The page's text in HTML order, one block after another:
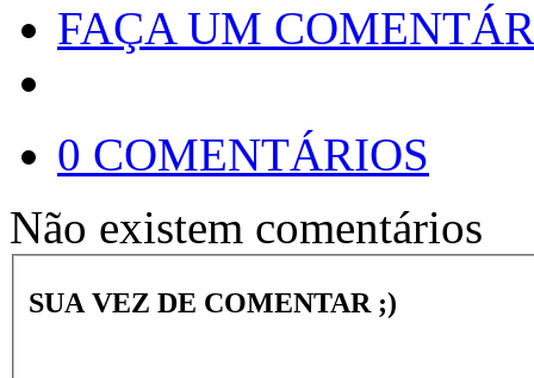
FAÇA UM
0 COMENTÁRIOS
Não existem comentários
SUA VEZ DE COMENTAR ;)